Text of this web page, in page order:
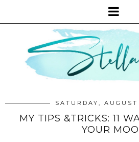
SATURDAY,
MY TIPS &TRICKS: 11
YOUR